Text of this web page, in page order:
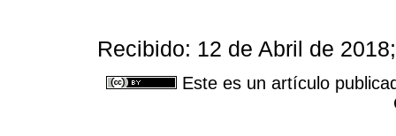
Recibido: 12 de Abril de
Este es un artículo